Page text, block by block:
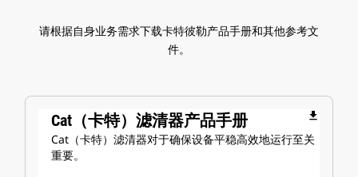
请根据自身业务需求下载卡特彼勒产品手册和其他参考文
件。
Cat（卡特）滤清器产品手册 file_download
Cat（卡特）滤清器对于确保设备平稳高效地运行至关
重要。